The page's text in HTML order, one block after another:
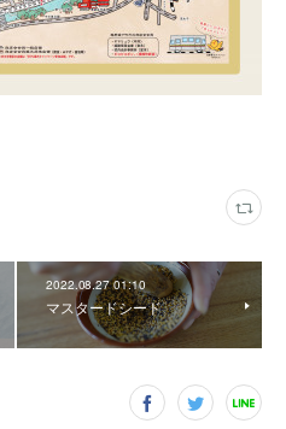
2022.08.27 01:10
マスタードシード